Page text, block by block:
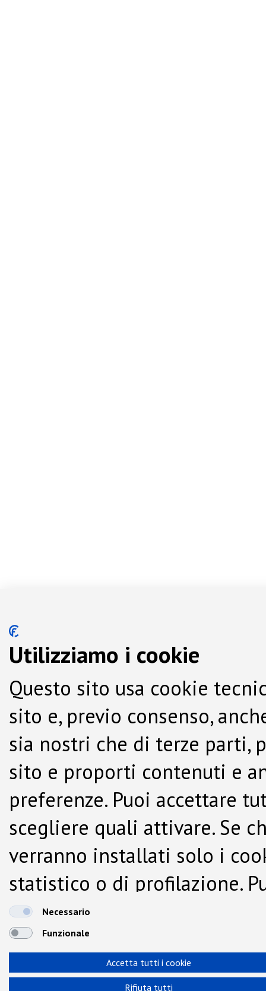
Utilizziamo i cookie
Questo sito usa cookie
sito e, previo consenso,
sia nostri che di terze parti,
sito e proporti contenuti e
preferenze. Puoi accettare
scegliere quali attivare. Se
verranno installati solo i
statistico o di profilazione.
dalla Cookie Policy.
Necessario
Funzionale
Accetta tutti i cookie
Rifiuta tutti